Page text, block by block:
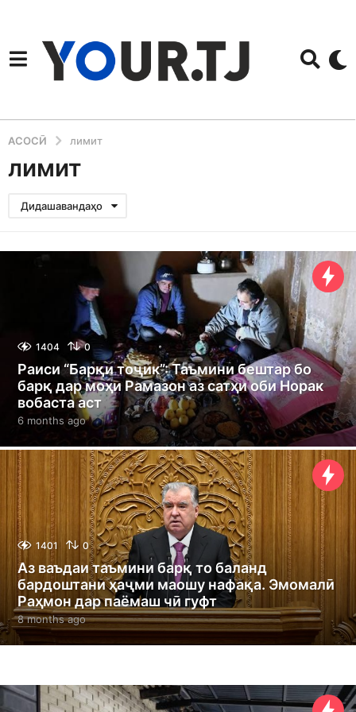
АСОСӢ лимит
лимит
Дидашавандаҳо
1404 0
Раиси “Барқи тоҷик”: Таъмини бештар бо
барқ дар моҳи Рамазон аз сатҳи оби Норак
вобаста аст
6 months ago6
o
n
t
h
s
a
g
o
1401 0
Аз ваъдаи таъмини барқ то баланд
бардоштани ҳаҷми маошу нафақа. Эмомалӣ
Раҳмон дар паёмаш чӣ гуфт
8 months ago8
m
o
h